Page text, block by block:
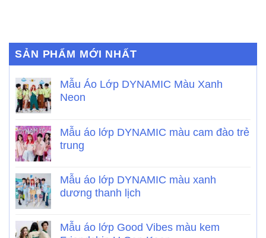
SẢN PHẨM MỚI NHẤT
Mẫu Áo Lớp DYNAMIC Màu Xanh
Neon
Mẫu áo lớp DYNAMIC màu cam đào trẻ
trung
Mẫu áo lớp DYNAMIC màu xanh
dương thanh lịch
Mẫu áo lớp Good Vibes màu kem